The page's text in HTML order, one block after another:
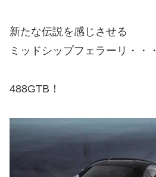
新たな伝説を感じさせる
ミッドシップフェラーリ・・・
488GTB！